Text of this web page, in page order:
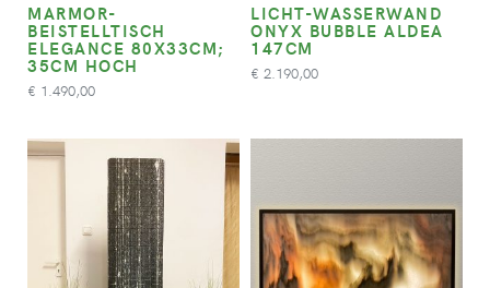
MARMOR-
BEISTELLTISCH
ELEGANCE 80X33CM;
35CM HOCH
€ 1.490,00
LICHT-WASSERWAND
ONYX BUBBLE ALDEA
147CM
€ 2.190,00